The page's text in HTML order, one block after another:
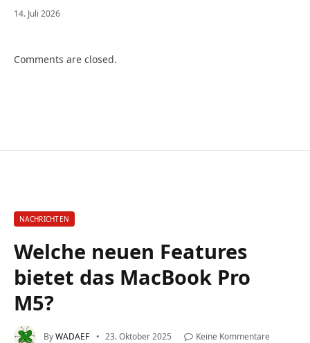
14. Juli 2026
Comments are closed.
NACHRICHTEN
Welche neuen Features
bietet das MacBook Pro
M5?
ByWADAEF 23. Oktober 2025
Keine Kommentare